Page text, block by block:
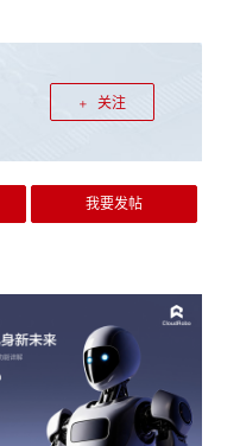
关注
我要发帖